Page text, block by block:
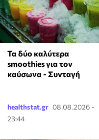
Τα δύο καλύτερα
smoothies για τον
καύσωνα - Συνταγή
healthstat.gr 08.08.2026 -
23:44